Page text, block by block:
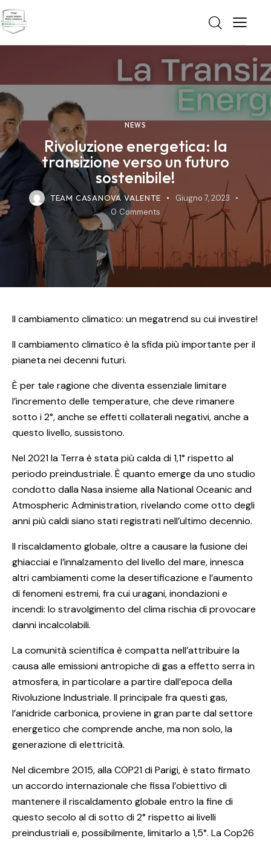
NEWS
Rivoluzione energetica: la
transizione verso un futuro
sostenibile!
TEAM CASANOVA VALENTE
Giugno 7, 2023
0 Comments
Il cambiamento climatico: un megatrend su cui investire!
Il cambiamento climatico è la sfida più importante per il
pianeta nei decenni futuri.
È per tale ragione che diventa essenziale limitare
l’incremento delle temperature, che deve rimanere
sotto i 2°, anche se effetti collaterali negativi, anche a
questo livello, sussistono.
Nel 2021 la Terra è stata più calda di 1,1° rispetto al
periodo preindustriale. È quanto emerge da uno studio
condotto dalla Nasa insieme alla National Oceanic and
Atmospheric Administration, rivelando come otto degli
anni più caldi siano stati registrati nell’ultimo decennio.
Il riscaldamento globale, oltre a causare la fusione dei
ghiacciai e l’innalzamento del livello del mare, innesca
altri cambiamenti come la desertificazione e l’aumento
di fenomeni estremi, fra cui uragani, inondazioni e
incendi: lo stravolgimento del clima rischia di provocare
danni incalcolabili.
La comunità scientifica è compatta nell’attribuire la
causa alle emissioni antropiche di gas a effetto serra in
atmosfera, in particolare a partire dall’epoca della
Rivoluzione Industriale. Il principale fra questi gas,
l’anidride carbonica, proviene in gran parte dal settore
energetico che comprende anche, ma non solo, la
generazione di elettricità.
Nel dicembre 2015, alla COP21 di Parigi, è stato firmato
un accordo internazionale che fissa l’obiettivo di
mantenere il riscaldamento globale entro la fine di
questo secolo al di sotto di 2° rispetto ai livelli
preindustriali e, possibilmente, limitarlo a 1,5°. La Cop26